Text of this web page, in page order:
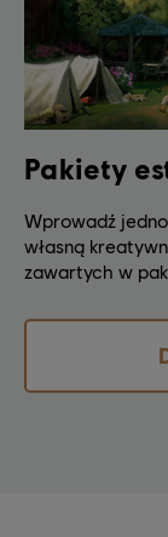
Pakiety
Wprowadź
własną
zawartych w